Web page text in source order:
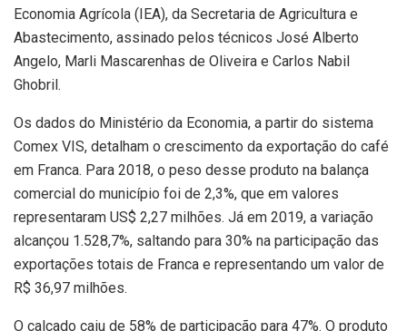
Economia Agrícola (IEA), da Secretaria de Agricultura e
Abastecimento, assinado pelos técnicos José Alberto
Angelo, Marli Mascarenhas de Oliveira e Carlos Nabil
Ghobril.
Os dados do Ministério da Economia, a partir do sistema
Comex VIS, detalham o crescimento da exportação do café
em Franca. Para 2018, o peso desse produto na balança
comercial do município foi de 2,3%, que em valores
representaram US$ 2,27 milhões. Já em 2019, a variação
alcançou 1.528,7%, saltando para 30% na participação das
exportações totais de Franca e representando um valor de
R$ 36,97 milhões.
O calçado caiu de 58% de participação para 47%. O produto